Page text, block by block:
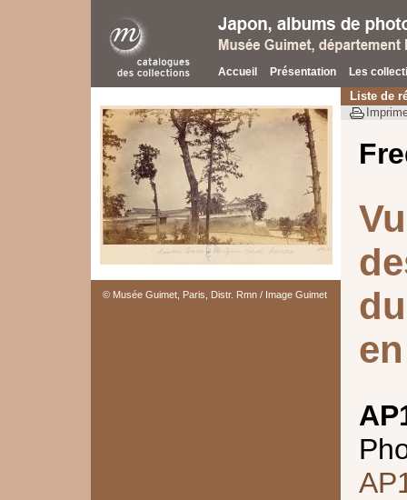
Accueil Présentation Les
© Musée Guimet, Paris, Distr. Rmn / Image Guimet
Liste de